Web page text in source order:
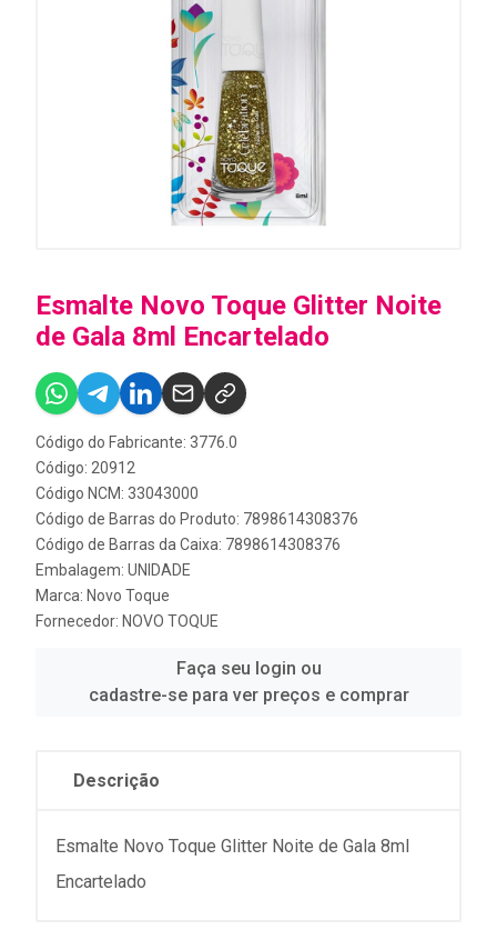
Esmalte Novo Toque Glitter Noite
de Gala 8ml Encartelado
Código do Fabricante: 3776.0
Código: 20912
Código NCM: 33043000
Código de Barras do Produto: 7898614308376
Código de Barras da Caixa: 7898614308376
Embalagem: UNIDADE
Marca: Novo Toque
Fornecedor: NOVO TOQUE
Faça seu login ou
cadastre-se para ver preços e comprar
Descrição
Esmalte Novo Toque Glitter Noite de Gala 8ml
Encartelado